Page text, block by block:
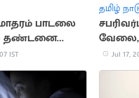
பாடலை
தண்டனை
IST
தமிழ்
Jul 17,